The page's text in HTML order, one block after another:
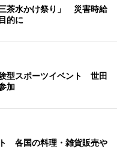
茶水かけ祭り」 災害時給
的に
型スポーツイベント 世田
加
各国の料理・雑貨販売や